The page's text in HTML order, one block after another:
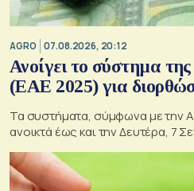
AGRO 07.08.2026, 20:12
Ανοίγει το σύστημα
(ΕΑΕ 2025) για
Τα συστήματα, σύμφωνα με την
ανοικτά έως και την Δευτέρα, 7